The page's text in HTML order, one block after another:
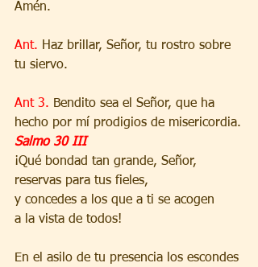
Amén.
Ant. Haz brillar, Señor, tu rostro sobre
tu siervo.
Ant 3. Bendito sea el Señor, que ha
hecho por mí prodigios de misericordia.
Salmo 30 III
¡Qué bondad tan grande, Señor,
reservas para tus fieles,
y concedes a los que a ti se acogen
a la vista de todos!
En el asilo de tu presencia los escondes